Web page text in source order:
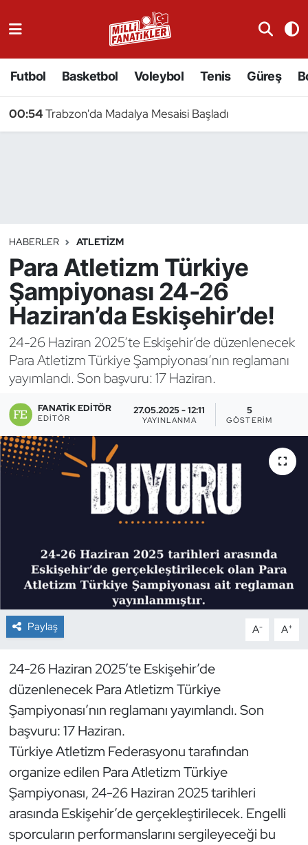
Futbol Basketbol Voleybol Tenis Güreş
00:54Trabzon'da Madalya Mesaisi Başladı
HABERLER ATLETIZM
Para Atletizm Türkiye
Şampiyonası 24-26
Haziran’da Eskişehir’de!
24-26 Haziran 2025’te Eskişehir’de düzenlenecek
Para Atletizm Türkiye Şampiyonası’nın reglamanı
yayımlandı. Son başvuru: 17 Haziran.
FANATIK EDITÖR
EDITÖR
27.05.2025 - 12:11
YAYINLANMA
5
GÖSTERIM
Paylaş A- A+
24-26 Haziran 2025’te Eskişehir’de
düzenlenecek Para Atletizm Türkiye
Şampiyonası’nın reglamanı yayımlandı. Son
başvuru: 17 Haziran.
Türkiye Atletizm Federasyonu tarafından
organize edilen Para Atletizm Türkiye
Şampiyonası, 24-26 Haziran 2025 tarihleri
arasında Eskişehir’de gerçekleştirilecek. Engelli
sporcuların performanslarını sergileyeceği bu
Badminton
Binicilik
Bisiklet
Bocce Bowling Dart
Boks
Briç
Buz Hokeyi
Buz Pateni
Çim Hokeyi
Curling
Dağcılık
Dövüş Sanatı
E-Spor
Eskrim
Futbol
Futsal